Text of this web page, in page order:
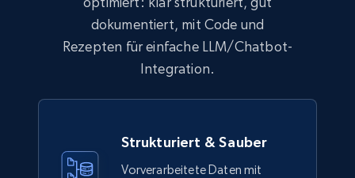
eCommerce
Ikea - Products
dokumentiert, mit Code und
Rezepten für einfache LLM/Chatbot-
Integration.
Strukturiert & Sauber
Vorverarbeitete Daten mit